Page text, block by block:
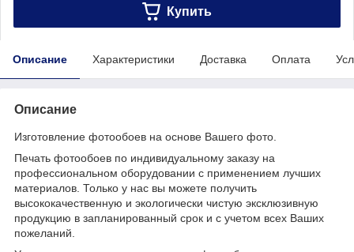
Купить
Описание Характеристики Доставка Оплата
Описание
Изготовление фотообоев на основе Вашего фото.
Печать фотообоев по индивидуальному заказу на
профессиональном оборудовании с применением лучших
материалов. Только у нас вы можете получить
высококачественную и экологически чистую эксклюзивную
продукцию в запланированный срок и с учетом всех Ваших
пожеланий.